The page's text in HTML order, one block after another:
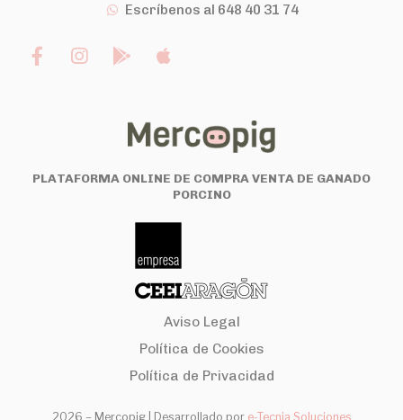
Escríbenos al 648 40 31 74
PLATAFORMA ONLINE DE COMPRA VENTA DE GANADO
PORCINO
Aviso Legal
Política de Cookies
Política de Privacidad
2026 – Mercopig | Desarrollado por e-Tecnia Soluciones